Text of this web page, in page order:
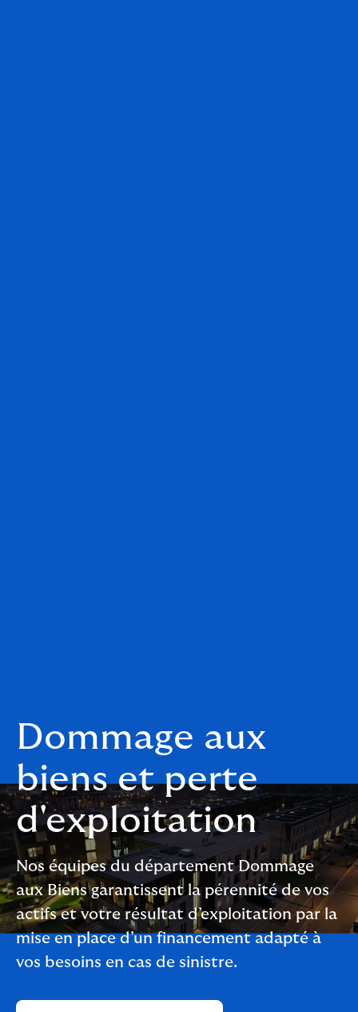
Dommage aux
biens et perte
d'exploitation
Nos équipes du département Dommage
aux Biens garantissent la pérennité de vos
actifs et votre résultat d’exploitation par la
mise en place d’un financement adapté à
vos besoins en cas de sinistre.